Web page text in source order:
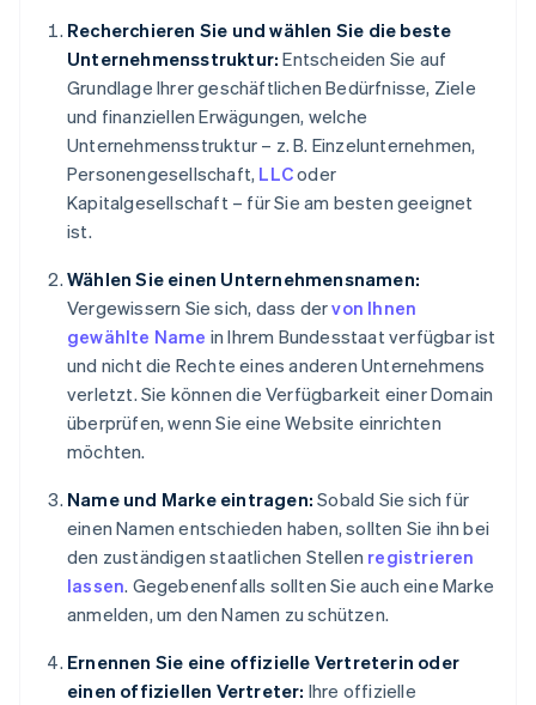
Recherchieren Sie und wählen Sie die beste
Unternehmensstruktur: Entscheiden Sie auf
Grundlage Ihrer geschäftlichen Bedürfnisse, Ziele
und finanziellen Erwägungen, welche
Unternehmensstruktur – z. B. Einzelunternehmen,
Personengesellschaft, LLCoder
Kapitalgesellschaft – für Sie am besten geeignet
ist.
Wählen Sie einen Unternehmensnamen:
Vergewissern Sie sich, dass dervon Ihnen
gewählte Name in Ihrem Bundesstaat verfügbar ist
und nicht die Rechte eines anderen Unternehmens
verletzt. Sie können die Verfügbarkeit einer Domain
überprüfen, wenn Sie eine Website einrichten
möchten.
Name und Marke eintragen: Sobald Sie sich für
einen Namen entschieden haben, sollten Sie ihn bei
den zuständigen staatlichen Stellen registrieren
lassen. Gegebenenfalls sollten Sie auch eine Marke
anmelden, um den Namen zu schützen.
Ernennen Sie eine offizielle Vertreterin oder
einen offiziellen Vertreter: Ihre offizielle